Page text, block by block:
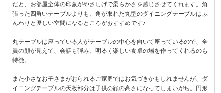
だと、お部屋全体の印象がやさしげで柔らかさを感じさせてくれます。角
張った四角いテーブルよりも、角が取れた丸型のダイニングテーブルはふ
んわりと優しい空間になるところがおすすめです♪
丸テーブルは座っている人がテーブルの中心を向いて座っているので、全
員の顔が見えて、会話も弾み、明るく楽しい食卓の場を作ってくれるのも
特徴。
また小さなお子さまがおられるご家庭ではお気づきかもしれませんが、ダ
イニングテーブルの天板部分は子供の顔の高さになってしまいがち。円形